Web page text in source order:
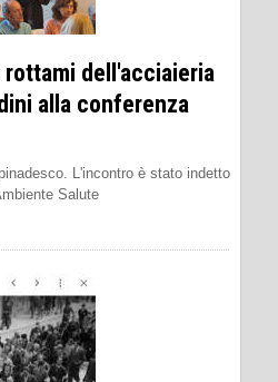
rottami dell'acciaieria
alla conferenza
L'incontro è stato indetto
Salute